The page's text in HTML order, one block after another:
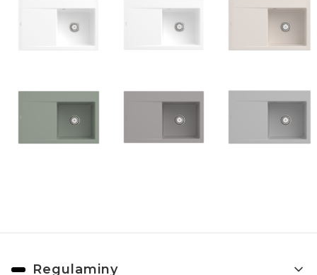
Linki w stopce
Regulaminy